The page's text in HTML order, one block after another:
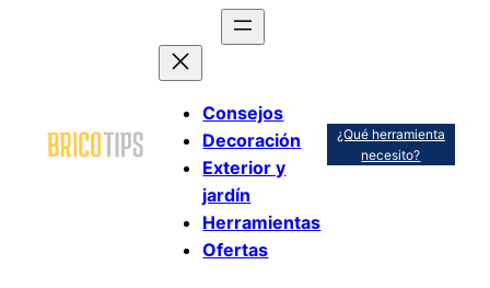
Consejos
Decoración
Exterior y
jardín
Herramientas
Ofertas
¿Qué herramienta
necesito?